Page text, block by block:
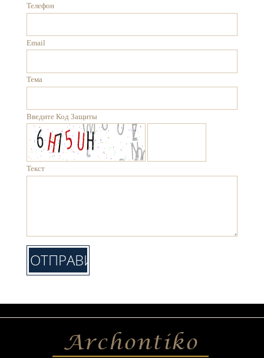
Телефон
Email
Тема
Введите Код Защиты
Текст